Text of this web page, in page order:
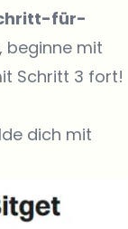
für-
beginne mit
Schritt 3 fort!
dich mit